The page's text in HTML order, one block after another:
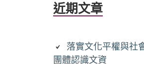
近期文章
落實文化平權與
團體認識文資